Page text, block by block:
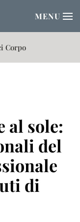
MENU
Corpo
al sole:
del
di